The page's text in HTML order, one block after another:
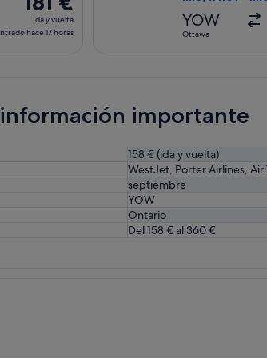
17 horas
Ida
y
Ida y vuelta
hace 17 horas
YOW
Ottawa
importante
158 € (ida y vuelta)
WestJet, Porter Airlines,
septiembre
YOW
Ontario
Del 158 € al 360 €